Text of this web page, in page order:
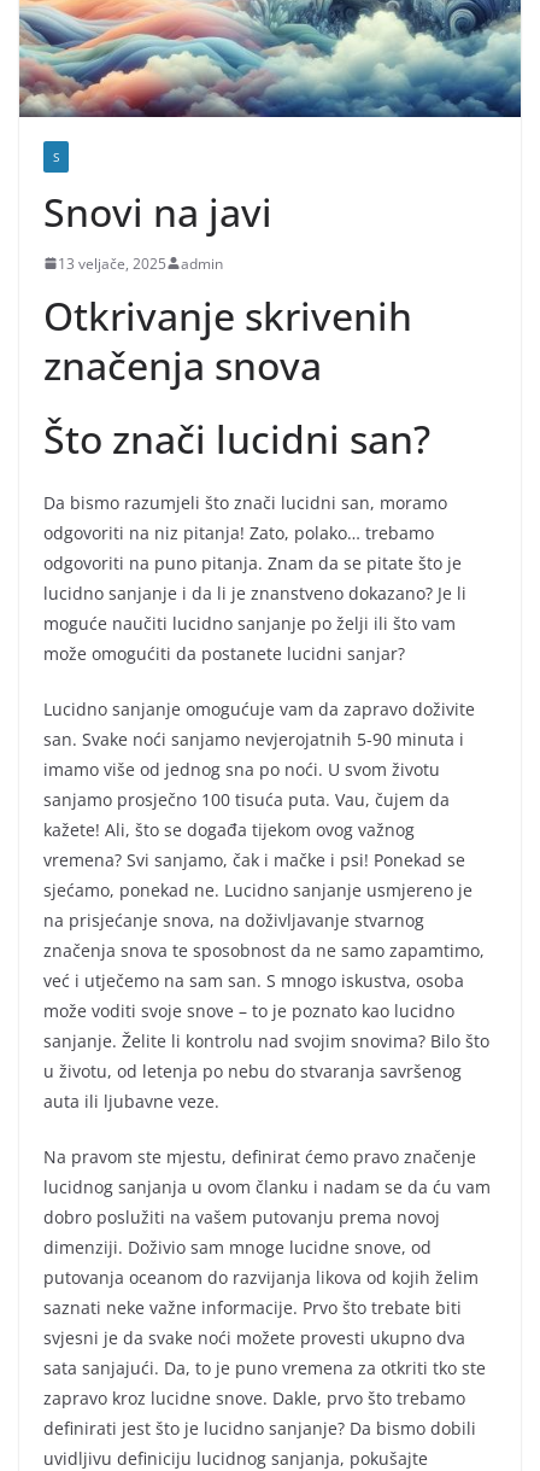
S
Snovi na javi
13 veljače, 2025 admin
Otkrivanje skrivenih
značenja snova
Što znači lucidni san?
Da bismo razumjeli što znači lucidni san, moramo
odgovoriti na niz pitanja! Zato, polako… trebamo
odgovoriti na puno pitanja. Znam da se pitate što je
lucidno sanjanje i da li je znanstveno dokazano? Je li
moguće naučiti lucidno sanjanje po želji ili što vam
može omogućiti da postanete lucidni sanjar?
Lucidno sanjanje omogućuje vam da zapravo doživite
san. Svake noći sanjamo nevjerojatnih 5-90 minuta i
imamo više od jednog sna po noći. U svom životu
sanjamo prosječno 100 tisuća puta. Vau, čujem da
kažete! Ali, što se događa tijekom ovog važnog
vremena? Svi sanjamo, čak i mačke i psi! Ponekad se
sjećamo, ponekad ne. Lucidno sanjanje usmjereno je
na prisjećanje snova, na doživljavanje stvarnog
značenja snova te sposobnost da ne samo zapamtimo,
već i utječemo na sam san. S mnogo iskustva, osoba
može voditi svoje snove – to je poznato kao lucidno
sanjanje. Želite li kontrolu nad svojim snovima? Bilo što
u životu, od letenja po nebu do stvaranja savršenog
auta ili ljubavne veze.
Na pravom ste mjestu, definirat ćemo pravo značenje
lucidnog sanjanja u ovom članku i nadam se da ću vam
dobro poslužiti na vašem putovanju prema novoj
dimenziji. Doživio sam mnoge lucidne snove, od
putovanja oceanom do razvijanja likova od kojih želim
saznati neke važne informacije. Prvo što trebate biti
svjesni je da svake noći možete provesti ukupno dva
sata sanjajući. Da, to je puno vremena za otkriti tko ste
zapravo kroz lucidne snove. Dakle, prvo što trebamo
definirati jest što je lucidno sanjanje? Da bismo dobili
uvidljivu definiciju lucidnog sanjanja, pokušajte